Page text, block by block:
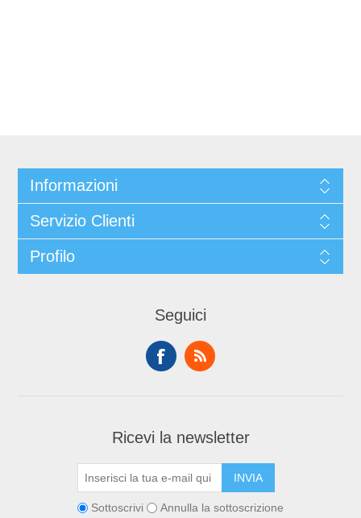
Informazioni
Servizio Clienti
Profilo
Seguici
Ricevi la newsletter
Sottoscrivi Annulla la sottoscrizione